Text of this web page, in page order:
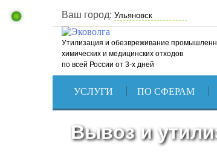
Ваш город:
Утилизация и обезвреживание
химических и медицинских отходов
по всей России от 3-х дней
УСЛУГИ ПО СФЕРАМ
Вывоз и